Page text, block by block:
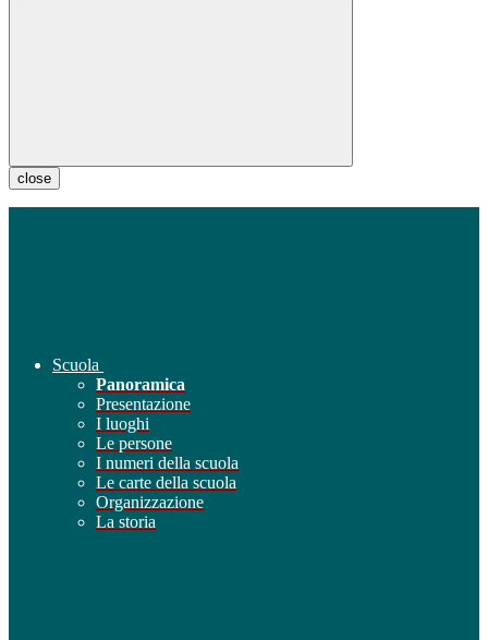
close
Scuola
Panoramica
Presentazione
I luoghi
Le persone
I numeri della scuola
Le carte della scuola
Organizzazione
La storia